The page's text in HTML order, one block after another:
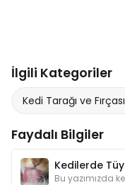
İlgili Kategoriler
Kedi Tarağı ve Fırçası
Faydalı Bilgiler